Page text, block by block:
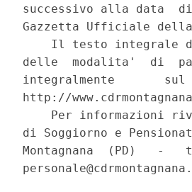
successivo alla data
Gazzetta Ufficiale
Il testo integrale
delle  modalita'  di
integralmente
http://
Per informazioni
di Soggiorno e
Montagnana  (PD)   -